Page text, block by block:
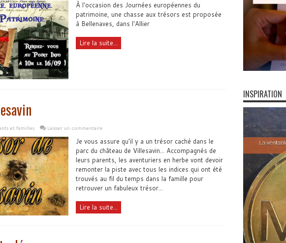
À l'occasion des Journées européennes du
patrimoine, une chasse aux trésors est proposée
à Bellenaves, dans l'Allier
Lire la suite...
et familles Laisser un commentaire
Je vous assure qu’il y a un trésor caché dans le
parc du château de Villesavin... Accompagnés de
leurs parents, les aventuriers en herbe vont devoir
remonter la piste avec tous les indices qui ont été
trouvés au fil du temps dans la famille pour
retrouver un fabuleux trésor...
Lire la suite...
INSPIRATION